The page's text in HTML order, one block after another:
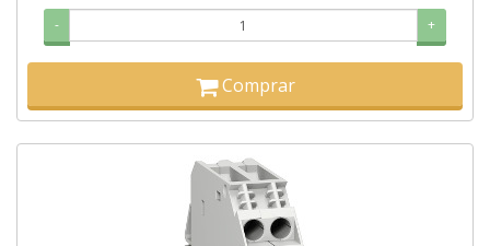
- +
Comprar